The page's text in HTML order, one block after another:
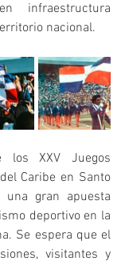
infraestructura
nacional.
los XXV Juegos
Caribe en Santo
una gran apuesta
deportivo en la
Se espera que el
visitantes y